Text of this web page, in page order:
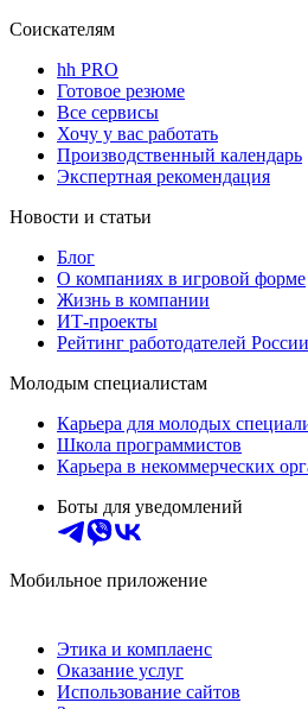
Соискателям
hh PRO
Готовое резюме
Все сервисы
Хочу у вас работать
Производственный календарь
Экспертная рекомендация
Новости и статьи
Блог
О компаниях в игровой форме
Жизнь в компании
ИТ-проекты
Рейтинг работодателей России
Молодым специалистам
Карьера для молодых
Школа программистов
Карьера в некоммерческих
Боты для уведомлений
Мобильное приложение
Этика и комплаенс
Оказание услуг
Использование сайтов